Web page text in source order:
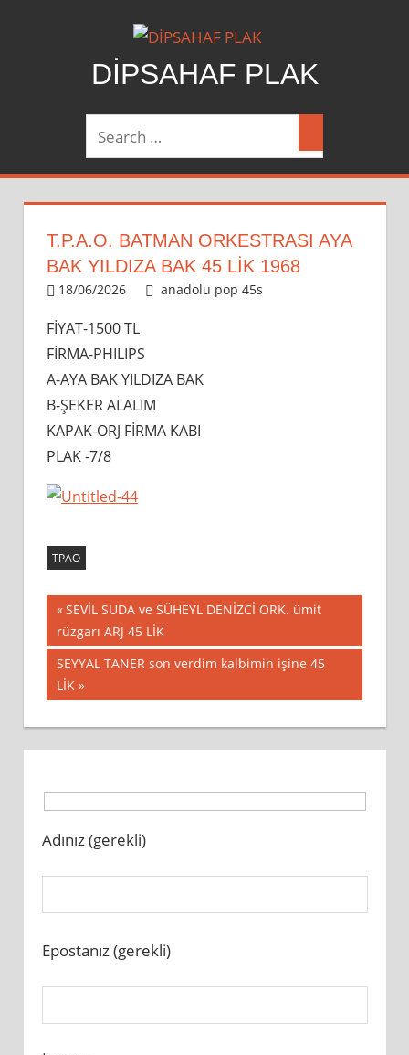
DİPSAHAF PLAK
DİPSAHAF
T.P.A.O. BATMAN ORKESTRASI AYA
BAK YILDIZA BAK 45 LİK 1968
18/06/2026 admin
anadolu pop 45s
FİYAT-1500 TL
FİRMA-PHILIPS
A-AYA BAK YILDIZA BAK
B-ŞEKER ALALIM
KAPAK-ORJ FİRMA KABI
PLAK -7/8
TPAO
Yazı
gezinmesi
Previous
Post:
SEVİL SUDA ve SÜHEYL DENİZCİ ORK. ümit
rüzgarı ARJ 45 LİK
Next
Post:
SEYYAL TANER son verdim kalbimin işine 45
LİK
Adınız (gerekli)
Epostanız (gerekli)